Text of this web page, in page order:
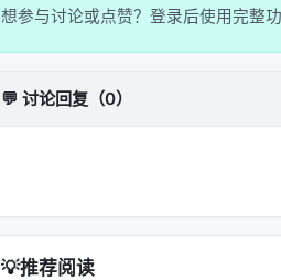
想参与讨论或点赞？登录后使用完整
💬 讨论回复（0）
💡推荐阅读